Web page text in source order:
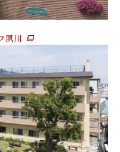
夙川